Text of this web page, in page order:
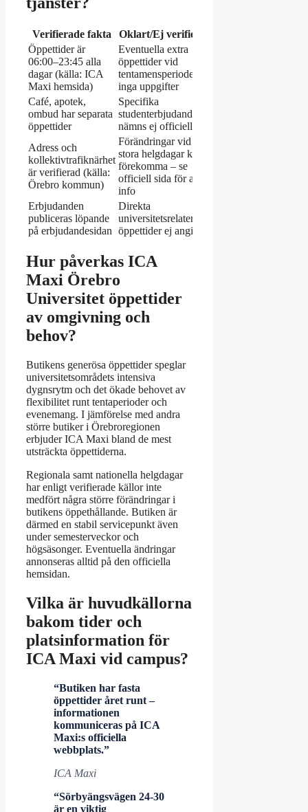
Verifierade fakta
Oklart/Ej verifierat
Öppettider är
06:00–23:45 alla
dagar (källa: ICA
Maxi hemsida)
Eventuella extra
öppettider vid
tentamensperioder –
inga uppgifter
Café, apotek,
ombud har separata
öppettider
Specifika
studenterbjudanden
nämns ej officiellt
Adress och
kollektivtrafiknärhet
är verifierad (källa:
Örebro kommun)
Förändringar vid
stora helgdagar kan
förekomma – se
officiell sida för akut
info
Erbjudanden
publiceras löpande
på erbjudandesidan
Direkta
universitetsrelaterade
öppettider ej angivna
Hur påverkas ICA
Maxi Örebro
Universitet öppettider
av omgivning och
behov?
Butikens generösa öppettider speglar
universitetsområdets intensiva
dygnsrytm och det ökade behovet av
flexibilitet runt tentaperioder och
evenemang. I jämförelse med andra
större butiker i Örebroregionen
erbjuder ICA Maxi bland de mest
utsträckta öppettiderna.
Regionala samt nationella helgdagar
har enligt verifierade källor inte
medfört några större förändringar i
butikens öppethållande. Butiken är
därmed en stabil servicepunkt även
under semesterveckor och
högsäsonger. Eventuella ändringar
annonseras alltid på den officiella
hemsidan.
Vilka är huvudkällorna
bakom tider och
platsinformation för
ICA Maxi vid campus?
“Butiken har fasta
öppettider året runt –
informationen
kommuniceras på ICA
Maxi:s officiella
webbplats.”
ICA Maxi
“Sörbyängsvägen 24-30
är en viktig